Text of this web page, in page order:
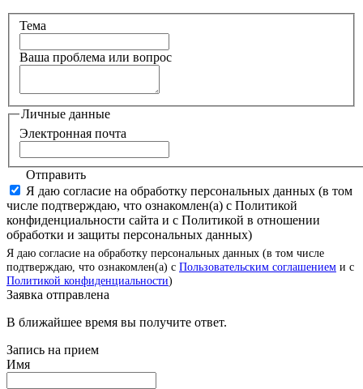
Тема
Ваша проблема или вопрос
Личные данные
Электронная почта
Отправить
Я даю согласие на обработку персональных данных (в том
числе подтверждаю, что ознакомлен(а) с Политикой
конфиденциальности сайта и с Политикой в отношении
обработки и защиты персональных данных)
Я даю согласие на обработку персональных данных (в том числе
подтверждаю, что ознакомлен(а) с Пользовательским соглашением и с
Политикой конфиденциальности)
Заявка отправлена
В ближайшее время вы получите ответ.
Запись на прием
Имя